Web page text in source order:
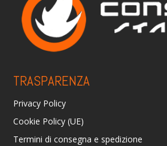
TRASPARENZA
Privacy Policy
Cookie Policy (UE)
Termini di consegna e spedizione